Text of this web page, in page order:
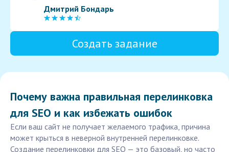
Дмитрий Бондарь
Создать задание
Почему важна правильная перелинковка
для SEO и как избежать ошибок
Если ваш сайт не получает желаемого трафика, причина
может крыться в неверной внутренней перелинковке.
Создание перелинковки для SEO — это базовый, но часто